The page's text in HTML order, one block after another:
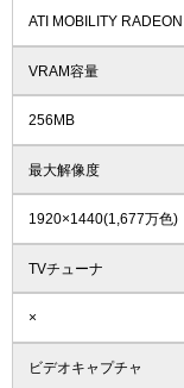
ATI MOBILITY
VRAM容量
256MB
最大解像度
1920×1440(1,677万色)
TVチューナ
×
ビデオキャプチャ